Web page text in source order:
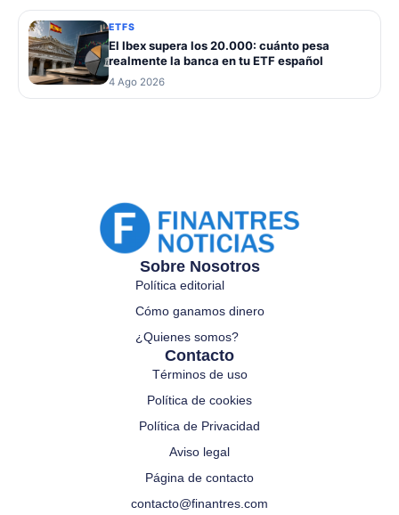
ETFS
El Ibex supera los 20.000: cuánto pesa
realmente la banca en tu ETF español
4 Ago 2026
Sobre Nosotros
Política editorial
Cómo ganamos dinero
¿Quienes somos?
Contacto
Términos de uso
Política de cookies
Política de Privacidad
Aviso legal
Página de contacto
contacto@finantres.com